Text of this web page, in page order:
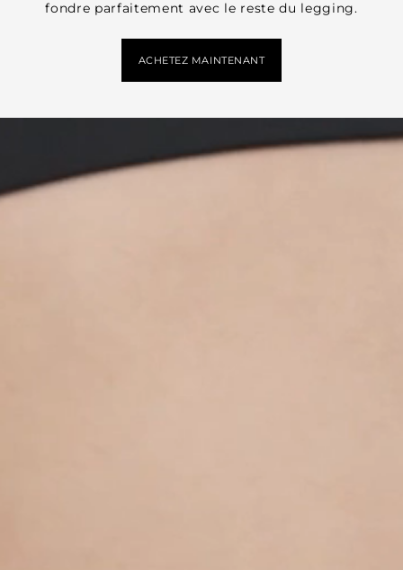
fondre parfaitement avec le reste du legging.
ACHETEZ MAINTENANT